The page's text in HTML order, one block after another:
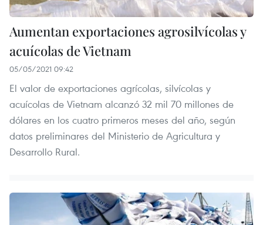
Aumentan exportaciones agrosilvícolas y
acuícolas de Vietnam
05/05/2021 09:42
El valor de exportaciones agrícolas, silvícolas y
acuícolas de Vietnam alcanzó 32 mil 70 millones de
dólares en los cuatro primeros meses del año, según
datos preliminares del Ministerio de Agricultura y
Desarrollo Rural.